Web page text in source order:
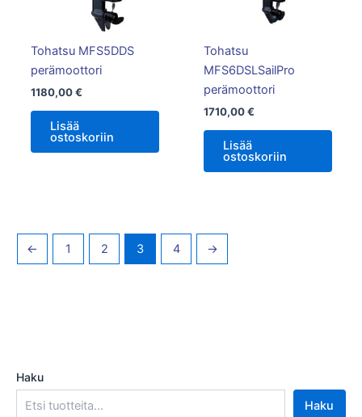
Haku
Haku
Tohatsu MFS5DDS
perämoottori
1180,00€
Lisää
ostoskoriin
Tohatsu
MFS6DSLSailPro
perämoottori
1710,00€
Lisää
ostoskoriin
← 1 2 3 4 →